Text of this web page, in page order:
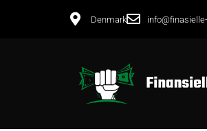
Denmark